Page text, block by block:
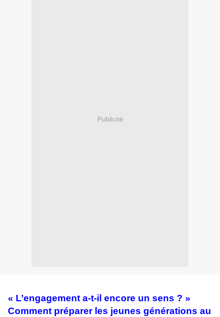
Publicité
« L’engagement a-t-il encore un sens ? »
Comment préparer les jeunes générations au